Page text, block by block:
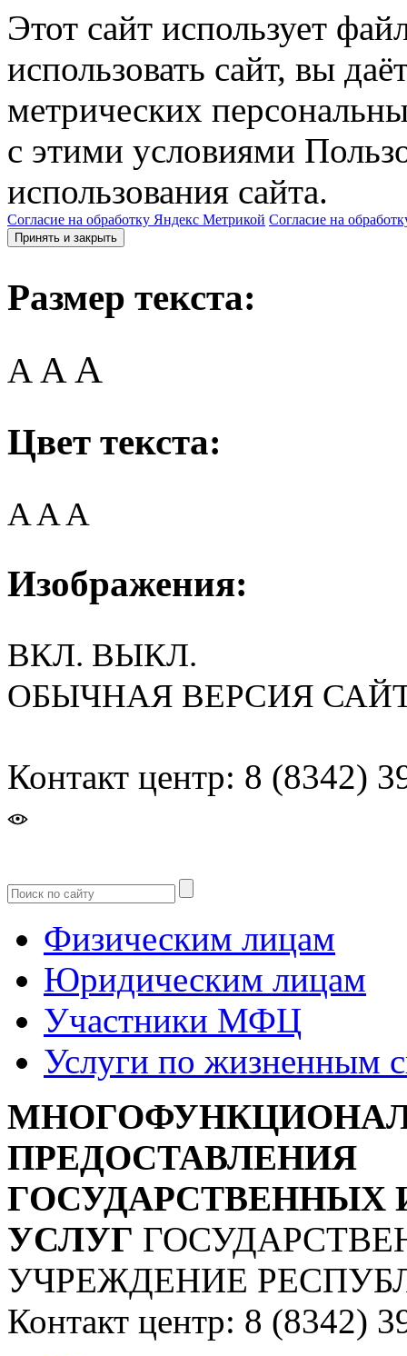
Этот сайт использует
использовать сайт, вы
метрических
с этими условиями
использования сайта.
Согласие на обработку Яндекс Метрикой Согласие на
Принять и закрыть
Размер текста:
A AA
Цвет текста:
AAA
Изображения:
ВКЛ. ВЫКЛ.
ОБЫЧНАЯ ВЕРСИЯ
Контакт центр: 8 (8342)
Физическим лицам
Юридическим лицам
Участники МФЦ
Услуги по жизненным
ПРЕДОСТАВЛЕНИЯ
УСЛУГ
УЧРЕЖДЕНИЕ
Контакт центр: 8 (8342)